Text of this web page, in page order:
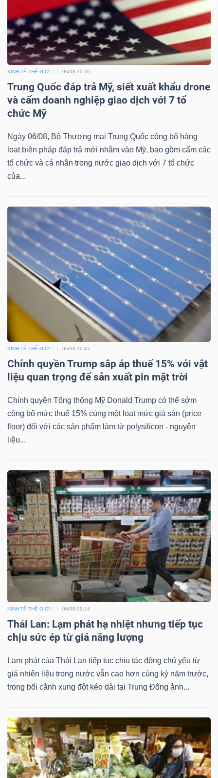
KINH TẾ THẾ GIỚI 06/08 10:55
Trung Quốc đáp trả Mỹ, siết xuất khẩu drone
và cấm doanh nghiệp giao dịch với 7 tổ
chức Mỹ
Ngày 06/08, Bộ Thương mại Trung Quốc công bố hàng
loạt biện pháp đáp trả mới nhằm vào Mỹ, bao gồm cấm các
tổ chức và cá nhân trong nước giao dịch với 7 tổ chức
của...
KINH TẾ THẾ GIỚI 06/08 10:47
Chính quyền Trump sắp áp thuế 15% với vật
liệu quan trọng để sản xuất pin mặt trời
Chính quyền Tổng thống Mỹ Donald Trump có thể sớm
công bố mức thuế 15% cùng một loạt mức giá sàn (price
floor) đối với các sản phẩm làm từ polysilicon - nguyên
liệu...
KINH TẾ THẾ GIỚI 06/08 09:14
Thái Lan: Lạm phát hạ nhiệt nhưng tiếp tục
chịu sức ép từ giá năng lượng
Lạm phát của Thái Lan tiếp tục chịu tác động chủ yếu từ
giá nhiên liệu trong nước vẫn cao hơn cùng kỳ năm trước,
trong bối cảnh xung đột kéo dài tại Trung Đông ảnh...
Báo
cáo
phân
tích
(-)
Thuật
(-)
Dịch
vụ
Đào
tạo
Sách
chính
Công
cụ
đầu
tư
Truyền
thông
tài
chính
Dữ
tài
chính